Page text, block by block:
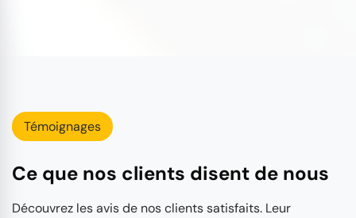
Témoignages
Ce que nos clients disent de nous
Découvrez les avis de nos clients satisfaits. Leur